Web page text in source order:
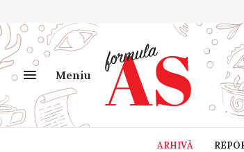
Meniu
ARHIVĂ